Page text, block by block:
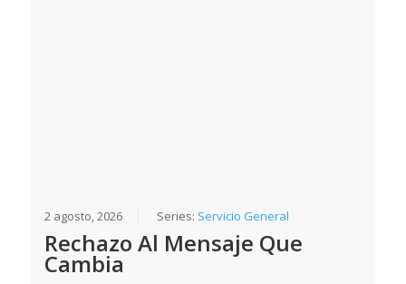
2 agosto, 2026 Series: Servicio General
Rechazo Al Mensaje Que
Cambia